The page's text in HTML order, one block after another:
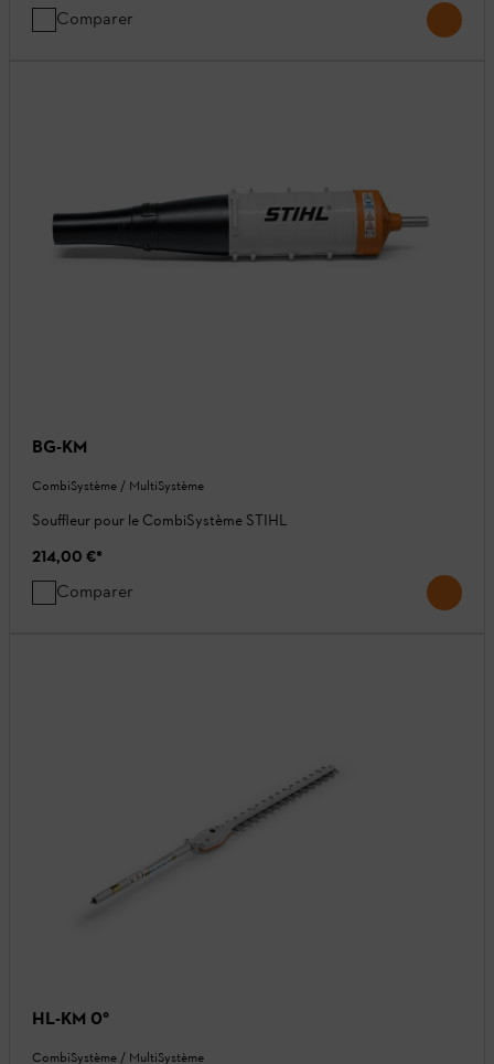
Comparer
BG-KM
CombiSystème / MultiSystème
Souffleur pour le CombiSystème STIHL
214,00 €*
Comparer
HL-KM 0°
CombiSystème / MultiSystème